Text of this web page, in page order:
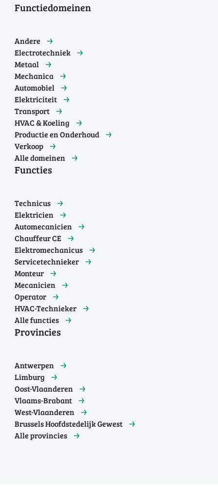
Functiedomeinen
Andere
Electrotechniek
Metaal
Mechanica
Automobiel
Elektriciteit
Transport
HVAC & Koeling
Productie en Onderhoud
Verkoop
Alle domeinen
Functies
Technicus
Elektricien
Automecanicien
Chauffeur CE
Elektromechanicus
Servicetechnieker
Monteur
Mecanicien
Operator
HVAC-Technieker
Alle functies
Provincies
Antwerpen
Limburg
Oost-Vlaanderen
Vlaams-Brabant
West-Vlaanderen
Brussels Hoofdstedelijk Gewest
Alle provincies